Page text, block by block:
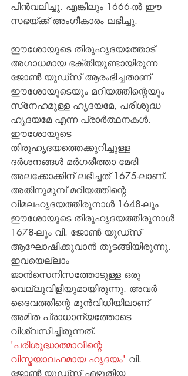
പിന്‍വലിച്ചു. എങ്കിലും 1666-ല്‍ ഈ
സഭയ്ക്ക് അംഗീകാരം ലഭിച്ചു.
ഈശോയുടെ തിരുഹൃദയത്തോട്
അഗാധമായ ഭക്തിയുണ്ടായിരുന്ന
ജോണ്‍ യൂഡ്‌സ് ആരംഭിച്ചതാണ്
ഈശോയുടെയും മറിയത്തിന്റെയും
സ്‌നേഹമുള്ള ഹൃദയമേ, പരിശുദ്ധ
ഹൃദയമേ എന്ന പ്രാര്‍ത്ഥനകള്‍.
ഈശോയുടെ
തിരുഹൃദയത്തെക്കുറിച്ചുള്ള
ദര്‍ശനങ്ങള്‍ മര്‍ഗരീത്താ മേരി
അലക്കോക്കിന് ലഭിച്ചത് 1675-ലാണ്.
അതിനുമുമ്പ് മറിയത്തിന്റെ
വിമലഹൃദയത്തിരുനാള്‍ 1648-ലും
ഈശോയുടെ തിരുഹൃദയത്തിരുനാള്‍
1678-ലും വി. ജോണ്‍ യൂഡ്‌സ്
ആഘോഷിക്കുവാന്‍ തുടങ്ങിയിരുന്നു.
ഇവയെല്ലാം
ജാന്‍സെനിസത്തോടുള്ള ഒരു
വെല്ലുവിളിയുമായിരുന്നു. അവര്‍
ദൈവത്തിന്റെ മുന്‍വിധിയിലാണ്
അമിത പ്രാധാന്യത്തോടെ
വിശ്വസിച്ചിരുന്നത്.
'പരിശുദ്ധാത്മാവിന്റെ
വിസ്മയാവഹമായ ഹൃദയം' വി.